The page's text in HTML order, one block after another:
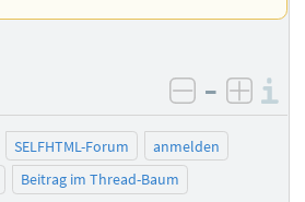
negativ
–
SELFHTML-Forum
anmelden
Beitrag im Thread-Baum